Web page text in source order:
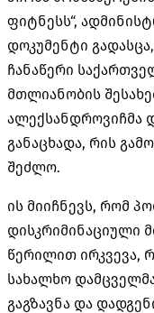
ფიტნესს“,
დოკუმენტი
ჩანაწერი
მთლიანობის
ალექსანდროვიჩმა
განაცხადა, რის
შეძლო.
ის მიიჩნევს, რომ
დისკრიმინაციული
წერილით ირკვევა,
სახალხო
გაგზავნა და